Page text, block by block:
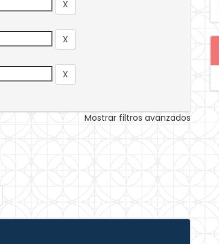
Mostrar filtros avanzados